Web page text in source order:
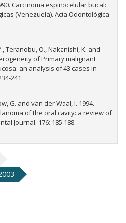
Carcinoma espinocelular bucal:
(Venezuela). Acta Odontológica
Teranobu, O., Nakanishi, K. and
of Primary malignant
an analysis of 43 cases in
241.
G. and van der Waal, I. 1994.
of the oral cavity: a review of
Journal. 176: 185-188.